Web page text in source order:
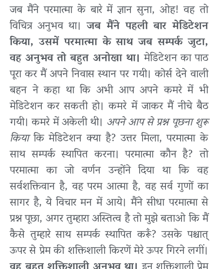
जब मैंने परमात्मा के बारे में ज्ञान सुना, ओह!वह तो
विचित्र अनुभव था। जब मैंने पहली बार मेडिटेशन
किया, उसमें परमात्मा के साथ जब सम्पर्क जुटा,
वह अनुभव तो बहुत अनोखा था। मेडिटेशन का पाठ
पूरा कर मैं अपने निवास स्थान पर गयी। कोर्स देने वाली
बहन ने कहा था कि अभी आप अपने कमरे में भी
मेडिटेशन कर सकती हो। कमरे में जाकर मैं नीचे बैठ
गयी। कमरे में अकेली थी। अपने आप से प्रश्न पूछना शुरू
कियाकि मेडिटेशन क्या है? उत्तर मिला, परमात्मा के
साथ सम्पर्क स्थापित करना। परमात्मा कौन है? तो
परमात्मा का जो वर्णन उन्होंने दिया था कि वह
सर्वशक्तिवान है, वह परम आत्मा है, वह सर्व गुणों का
सागर है, ये विचार मन में आये। मैंने सीधा परमात्मा से
प्रश्न पूछा, अगर तुम्हारा अस्तित्व है तो मुझे बताओ कि मैं
कैसे तुम्हारे साथ सम्पर्क स्थापित करूँ? उसके पश्चात्
ऊपर से प्रेम की शक्तिशाली किरणें मेरे ऊपर गिरने लगीं।